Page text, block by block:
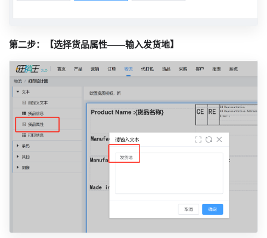
第二步：【选择货品属性——输入发货地】